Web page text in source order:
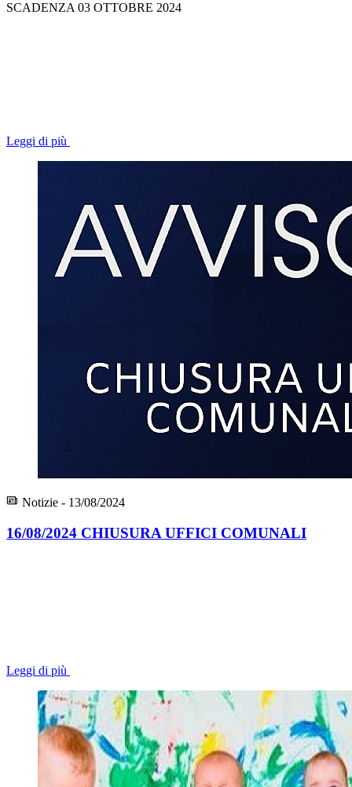
SCADENZA 03 OTTOBRE 2024
Leggi di più
Notizie - 13/08/2024
16/08/2024 CHIUSURA UFFICI COMUNALI
Leggi di più